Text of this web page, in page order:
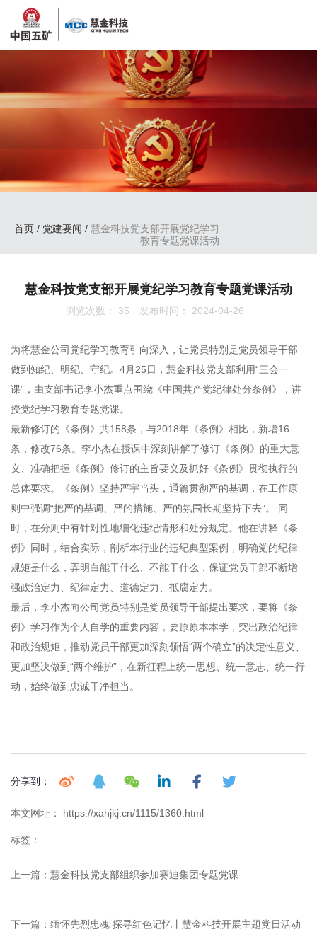
首页 / 党建要闻 / 慧金科技党支部开展党纪学习
教育专题党课活动
慧金科技党支部开展党纪学习教育专题党课活动
浏览次数： 35 发布时间： 2024-04-26
为将慧金公司党纪学习教育引向深入，让党员特别是党员领导干部
做到知纪、明纪、守纪。4月25日，慧金科技党支部利用“三会一
课”，由支部书记李小杰重点围绕《中国共产党纪律处分条例》，讲
授党纪学习教育专题党课。
最新修订的《条例》共158条，与2018年《条例》相比，新增16
条，修改76条。李小杰在授课中深刻讲解了修订《条例》的重大意
义、准确把握《条例》修订的主旨要义及抓好《条例》贯彻执行的
总体要求。《条例》坚持严宇当头，通篇贯彻严的基调，在工作原
则中强调“把严的基调、严的措施、严的氛围长期坚持下去”。 同
时，在分则中有针对性地细化违纪情形和处分规定。他在讲释《条
例》同时，结合实际，剖析本行业的违纪典型案例，明确党的纪律
规矩是什么，弄明白能干什么、不能干什么，保证党员干部不断增
强政治定力、纪律定力、道德定力、抵腐定力。
最后，李小杰向公司党员特别是党员领导干部提出要求，要将《条
例》学习作为个人自学的重要内容，要原原本本学，突出政治纪律
和政治规矩，推动党员干部更加深刻领悟“两个确立”的决定性意义、
更加坚决做到“两个维护”，在新征程上统一思想、统一意志、统一行
动，始终做到忠诚干净担当。
分享到：
本文网址： https://xahjkj.cn/1115/1360.html
标签：
上一篇： 慧金科技党支部组织参加赛迪集团专题党课
下一篇： 缅怀先烈忠魂 探寻红色记忆丨慧金科技开展主题党日活动